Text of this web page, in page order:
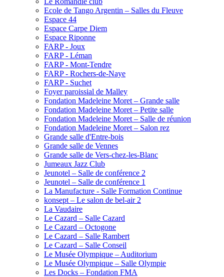
Ecole de Tango Argentin – Salles du Fleuve
Espace 44
Espace Carpe Diem
Espace Riponne
FARP - Joux
FARP - Léman
FARP - Mont-Tendre
FARP - Rochers-de-Naye
FARP - Suchet
Foyer paroissial de Malley
Fondation Madeleine Moret – Grande salle
Fondation Madeleine Moret – Petite salle
Fondation Madeleine Moret – Salle de réunion
Fondation Madeleine Moret – Salon rez
Grande salle d'Entre-bois
Grande salle de Vennes
Grande salle de Vers-chez-les-Blanc
Jumeaux Jazz Club
Jeunotel – Salle de conférence 2
Jeunotel – Salle de conférence 1
La Manufacture - Salle Formation Continue
konsept – Le salon de bel-air 2
La Vaudaire
Le Cazard – Salle Cazard
Le Cazard – Octogone
Le Cazard – Salle Rambert
Le Cazard – Salle Conseil
Le Musée Olympique – Auditorium
Le Musée Olympique – Salle Olympie
Les Docks – Fondation FMA